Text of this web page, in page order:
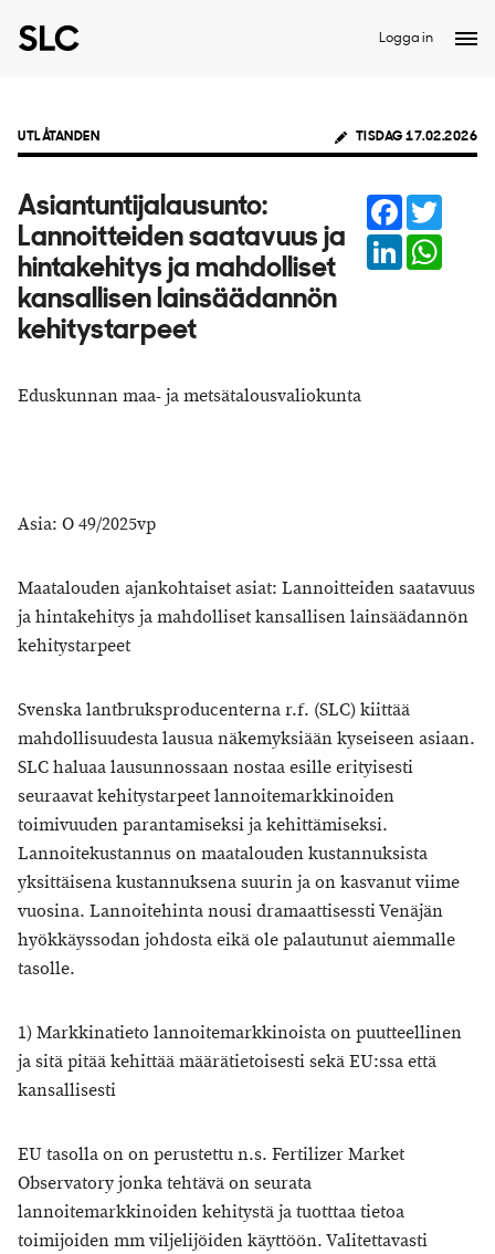
Logga in
UTLÅTANDEN TISDAG 17.02.2026
Asiantuntijalausunto:
Lannoitteiden saatavuus ja
hintakehitys ja mahdolliset
kansallisen lainsäädannön
kehitystarpeet
Facebook
LinkedIn
Eduskunnan maa- ja metsätalousvaliokunta
Asia: O 49/2025vp
Maatalouden ajankohtaiset asiat: Lannoitteiden saatavuus
ja hintakehitys ja mahdolliset kansallisen lainsäädannön
kehitystarpeet
Svenska lantbruksproducenterna r.f. (SLC) kiittää
mahdollisuudesta lausua näkemyksiään kyseiseen asiaan.
SLC haluaa lausunnossaan nostaa esille erityisesti
seuraavat kehitystarpeet lannoitemarkkinoiden
toimivuuden parantamiseksi ja kehittämiseksi.
Lannoitekustannus on maatalouden kustannuksista
yksittäisena kustannuksena suurin ja on kasvanut viime
vuosina. Lannoitehinta nousi dramaattisessti Venäjän
hyökkäyssodan johdosta eikä ole palautunut aiemmalle
tasolle.
1) Markkinatieto lannoitemarkkinoista on puutteellinen
ja sitä pitää kehittää määrätietoisesti sekä EU:ssa että
kansallisesti
EU tasolla on on perustettu n.s. Fertilizer Market
Observatory jonka tehtävä on seurata
lannoitemarkkinoiden kehitystä ja tuotttaa tietoa
toimijoiden mm viljelijöiden käyttöön. Valitettavasti